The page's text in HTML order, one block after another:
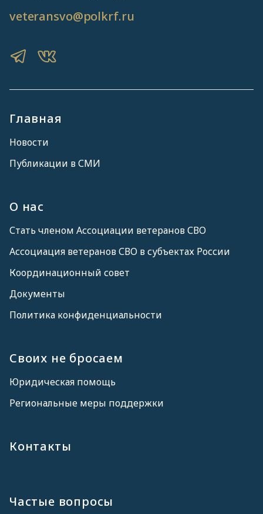
Главная
Новости
Публикации в СМИ
О нас
Стать членом Ассоциации ветеранов СВО
Ассоциация ветеранов СВО в субъектах России
Координационный совет
Документы
Политика конфиденциальности
Своих не бросаем
Юридическая помощь
Региональные меры поддержки
Контакты
Частые вопросы
veteransvo@polkrf.ru